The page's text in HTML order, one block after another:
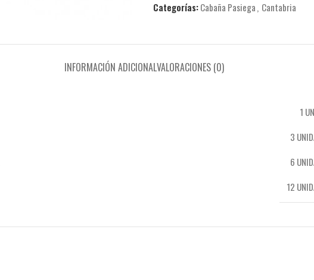
Categorías:Cabaña Pasiega, Cantabria
INFORMACIÓN ADICIONALVALORACIONES (0)
1
3
6
12